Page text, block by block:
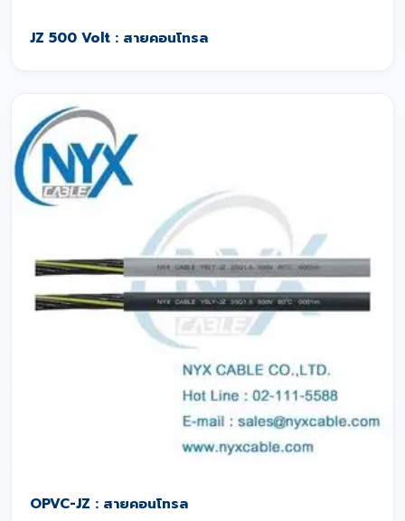
JZ 500 Volt : สายคอนโทรล
OPVC-JZ : สายคอนโทรล